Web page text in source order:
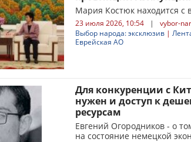
Мария Костюк находится с
23 июля 2026, 10:54 |
vybor-
Выбор народа: эксклюзив |
Еврейская АО
Для конкуренции с
нужен и доступ к
ресурсам
Евгений Огородников - о
на состояние немецкой